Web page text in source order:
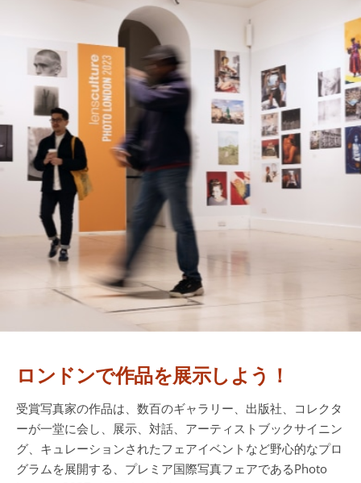
ロンドンで作品を展示しよう！
受賞写真家の作品は、数百のギャラリー、出版社、コレクタ
ーが一堂に会し、展示、対話、アーティストブックサイニン
グ、キュレーションされたフェアイベントなど野心的なプロ
グラムを展開する、プレミア国際写真フェアであるPhoto